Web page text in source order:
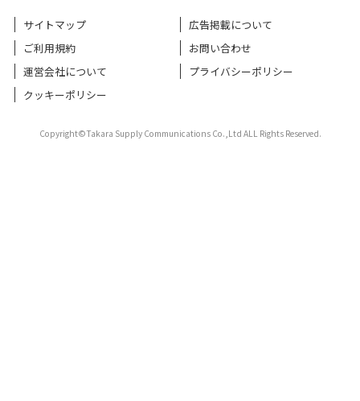
サイトマップ
広告掲載について
ご利用規約
お問い合わせ
運営会社について
プライバシーポリシー
クッキーポリシー
Copyright©Takara Supply Communications Co.,Ltd ALL Rights Reserved.